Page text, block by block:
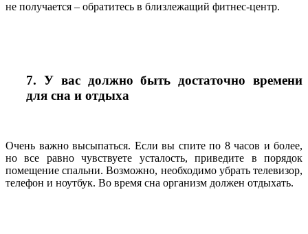
не получается – обратитесь в близлежащий фитнес-центр.
7. У вас должно быть достаточно времени
для сна и отдыха
Очень важно высыпаться. Если вы спите по 8 часов и более,
но все равно чувствуете усталость, приведите в порядок
помещение спальни. Возможно, необходимо убрать телевизор,
телефон и ноутбук. Во время сна организм должен отдыхать.